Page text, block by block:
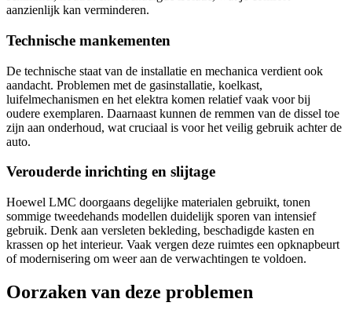
aanzienlijk kan verminderen.
Technische mankementen
De technische staat van de installatie en mechanica verdient ook
aandacht. Problemen met de gasinstallatie, koelkast,
luifelmechanismen en het elektra komen relatief vaak voor bij
oudere exemplaren. Daarnaast kunnen de remmen van de dissel toe
zijn aan onderhoud, wat cruciaal is voor het veilig gebruik achter de
auto.
Verouderde inrichting en slijtage
Hoewel LMC doorgaans degelijke materialen gebruikt, tonen
sommige tweedehands modellen duidelijk sporen van intensief
gebruik. Denk aan versleten bekleding, beschadigde kasten en
krassen op het interieur. Vaak vergen deze ruimtes een opknapbeurt
of modernisering om weer aan de verwachtingen te voldoen.
Oorzaken van deze problemen